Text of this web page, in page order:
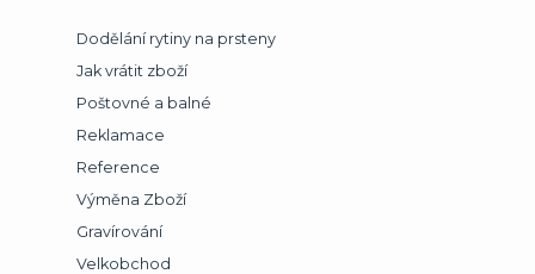
Dodělání rytiny na prsteny
Jak vrátit zboží
Poštovné a balné
Reklamace
Reference
Výměna Zboží
Gravírování
Velkobchod